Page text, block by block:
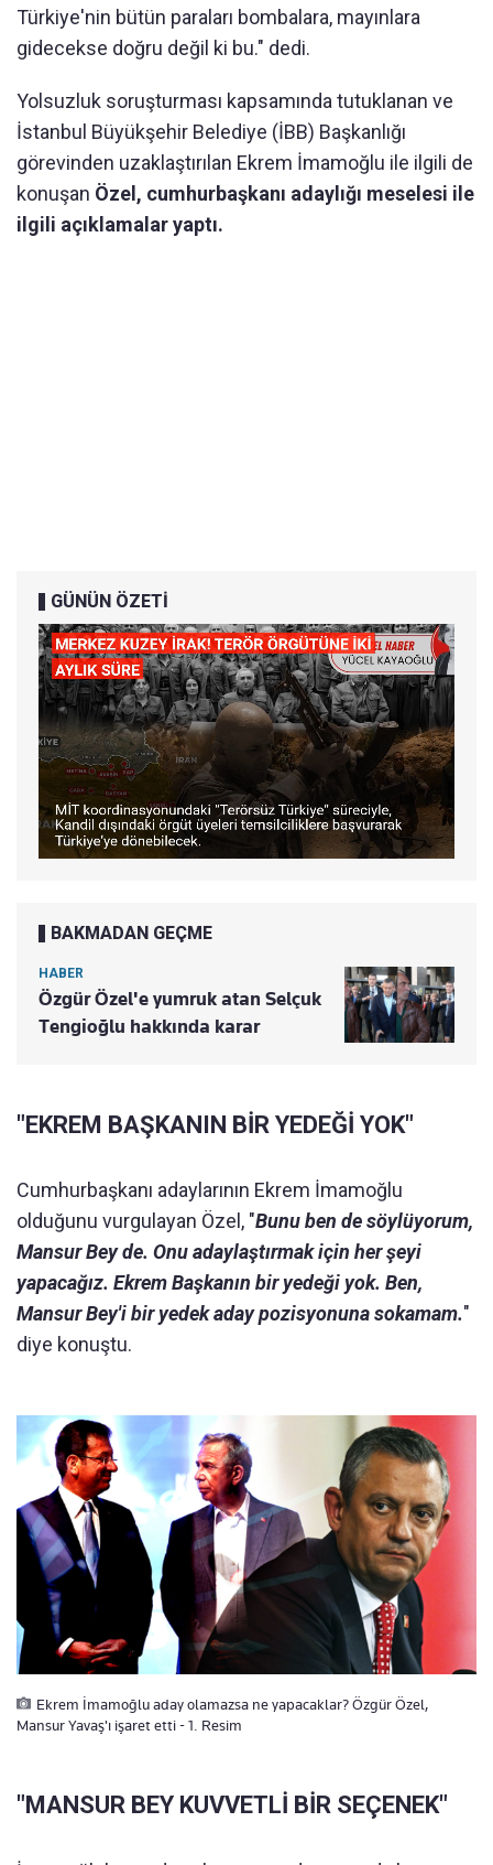
Türkiye'nin bütün paraları bombalara, mayınlara
gidecekse doğru değil ki bu." dedi.
Yolsuzluk soruşturması kapsamında tutuklanan ve
İstanbul Büyükşehir Belediye (İBB) Başkanlığı
görevinden uzaklaştırılan Ekrem İmamoğlu ile ilgili de
konuşan Özel, cumhurbaşkanı adaylığı meselesi ile
ilgili açıklamalar yaptı.
GÜNÜN ÖZETİ
BAKMADAN GEÇME
HABER
Özgür Özel'e yumruk atan Selçuk
Tengioğlu hakkında karar
"EKREM BAŞKANIN BİR YEDEĞİ YOK"
Cumhurbaşkanı adaylarının Ekrem İmamoğlu
olduğunu vurgulayan Özel, "Bunu ben de söylüyorum,
Mansur Bey de. Onu adaylaştırmak için her şeyi
yapacağız. Ekrem Başkanın bir yedeği yok. Ben,
Mansur Bey'i bir yedek aday pozisyonuna sokamam."
diye konuştu.
Ekrem İmamoğlu aday olamazsa ne yapacaklar? Özgür Özel,
Mansur Yavaş'ı işaret etti - 1. Resim
"MANSUR BEY KUVVETLİ BİR SEÇENEK"